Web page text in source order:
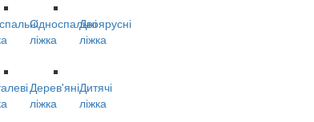
Односпальні
ліжка
Двоярусні
ліжка
Дерев'яні
ліжка
Дитячі
ліжка